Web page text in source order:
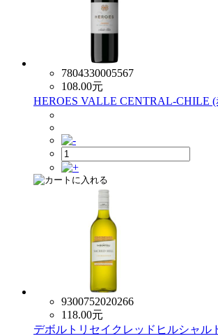
7804330005567
108.00元
HEROES VALLE CENTRAL-CHILE (
9300752020266
118.00元
デボルトリセイクレッドヒルシャル